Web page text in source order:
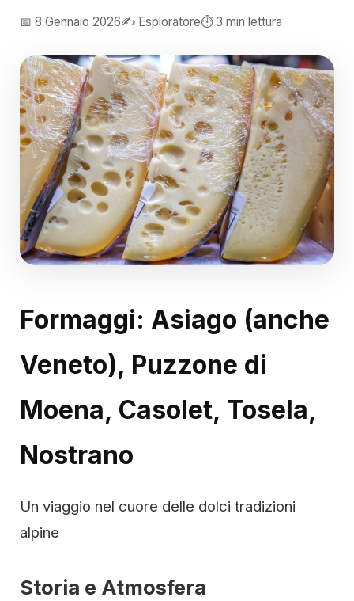
📅 8 Gennaio 2026✍️ Esploratore⏱️ 3 min lettura
Formaggi: Asiago (anche
Veneto), Puzzone di
Moena, Casolet, Tosela,
Nostrano
Un viaggio nel cuore delle dolci tradizioni
alpine
Storia e Atmosfera